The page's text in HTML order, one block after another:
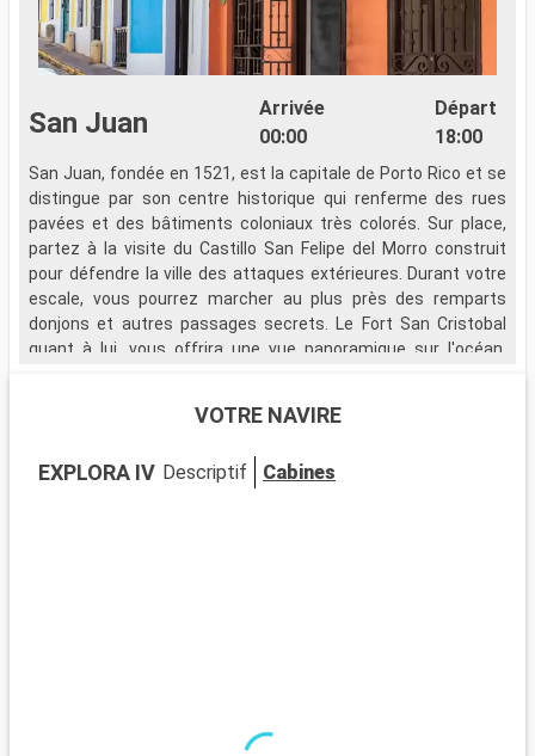
San Juan
Arrivée
00:00
Départ
18:00
San Juan, fondée en 1521, est la capitale de Porto Rico et se
distingue par son centre historique qui renferme des rues
pavées et des bâtiments coloniaux très colorés. Sur place,
partez à la visite du Castillo San Felipe del Morro construit
pour défendre la ville des attaques extérieures. Durant votre
escale, vous pourrez marcher au plus près des remparts
donjons et autres passages secrets. Le Fort San Cristobal
quant à lui, vous offrira une vue panoramique sur l'océan.
d'être utilisé par les dirigeants militaires américains.
VOTRE NAVIRE
EXPLORA IV Descriptif Cabines